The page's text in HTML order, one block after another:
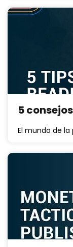
5
El mundo de